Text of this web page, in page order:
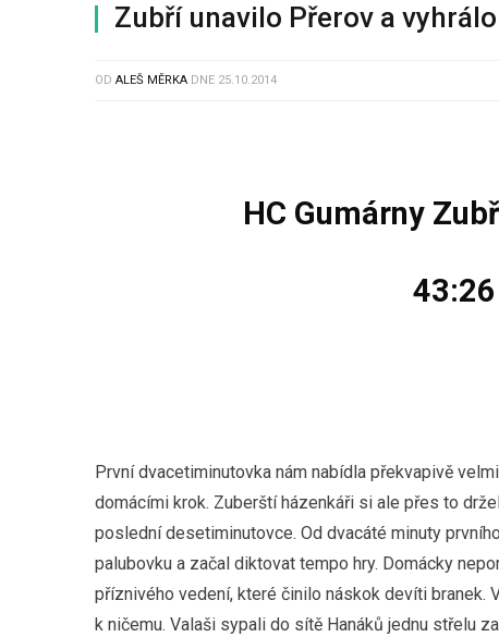
Zubří unavilo Přerov a vyhrálo
OD ALEŠ MĚRKA DNE 25.10.2014
HC Gumárny
První dvacetiminutovka nám nabídla překvapivě
domácími krok. Zuberští házenkáři si ale přes to
poslední desetiminutovce. Od dvacáté minuty
palubovku a začal diktovat tempo hry. Domácky
příznivého vedení, které činilo náskok devíti branek.
k ničemu. Valaši sypali do sítě Hanáků jednu střelu